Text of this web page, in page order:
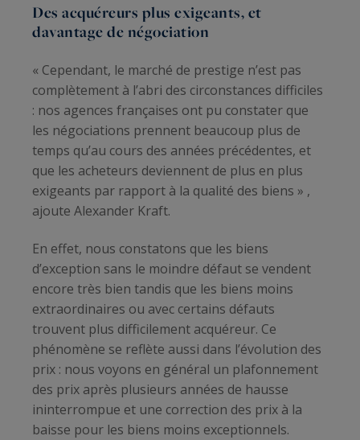
Des acquéreurs plus exigeants, et
davantage de négociation
« Cependant, le marché de prestige n’est pas
complètement à l’abri des circonstances difficiles
: nos agences françaises ont pu constater que
les négociations prennent beaucoup plus de
temps qu’au cours des années précédentes, et
que les acheteurs deviennent de plus en plus
exigeants par rapport à la qualité des biens » ,
ajoute Alexander Kraft.
En effet, nous constatons que les biens
d’exception sans le moindre défaut se vendent
encore très bien tandis que les biens moins
extraordinaires ou avec certains défauts
trouvent plus difficilement acquéreur. Ce
phénomène se reflète aussi dans l’évolution des
prix : nous voyons en général un plafonnement
des prix après plusieurs années de hausse
ininterrompue et une correction des prix à la
baisse pour les biens moins exceptionnels.